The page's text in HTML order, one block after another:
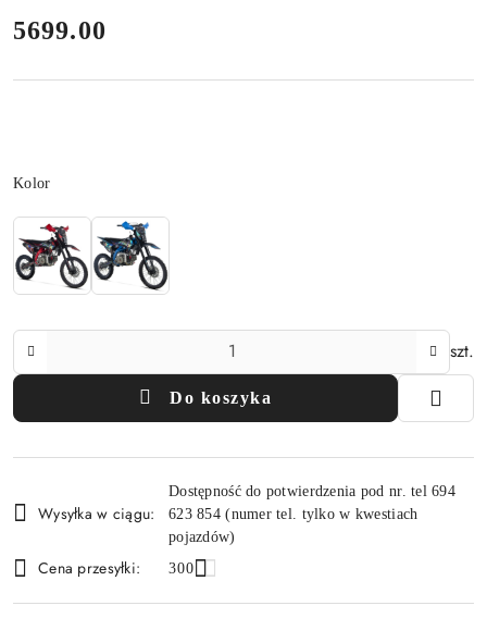
cena:
5699.00
Wariant
Kolor
szt.
Do koszyka
i
dostawa
Wysyłka w ciągu:
Dostępność do potwierdzenia pod nr. tel 694
623 854 (numer tel. tylko w kwestiach
pojazdów)
Cena przesyłki: 300